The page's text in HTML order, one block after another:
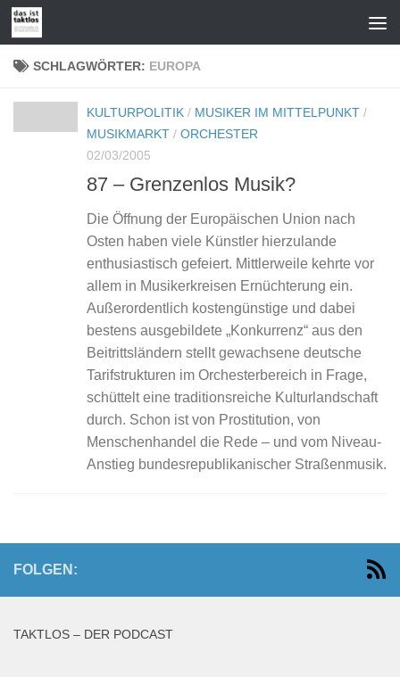
Zum Inhalt springen
SCHLAGWÖRTER: EUROPA
KULTURPOLITIK / MUSIKER IM MITTELPUNKT /
MUSIKMARKT / ORCHESTER
02/03/2005
87 – Grenzenlos Musik?
Die Öffnung der Europäischen Union nach
Osten haben viele Künstler hierzulande
enthusiastisch gefeiert. Mittlerweile kehrte vor
allem in Musikerkreisen Ernüchterung ein.
Außerordentlich kostengünstige und dabei
bestens ausgebildete „Konkurrenz“ aus den
Beitrittsländern stellt gewachsene deutsche
Tarifstrukturen im Orchesterbereich in Frage,
schüttelt eine traditionsreiche Kulturlandschaft
durch. Schon ist von Prostitution, von
Menschenhandel die Rede – und vom Niveau-
Anstieg bundesrepublikanischer Straßenmusik.
FOLGEN:
TAKTLOS – DER PODCAST